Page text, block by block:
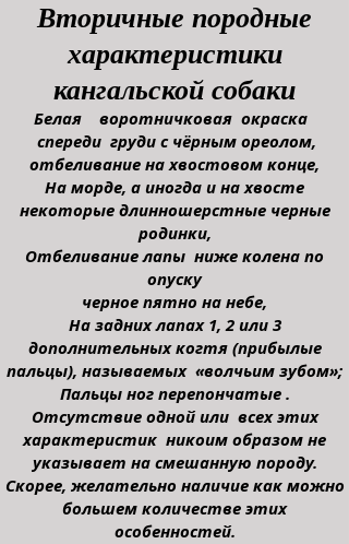
Вторичные породные
характеристики
кангальской собаки
Белая воротничковая окраска
спереди груди с чёрным ореолом,
отбеливание на хвостовом конце,
На морде, а иногда и на хвосте
некоторые длинношерстные черные
родинки,
Отбеливание лапы ниже колена по
опуску
черное пятно на небе,
На задних лапах 1, 2 или 3
дополнительных когтя (прибылые
пальцы), называемых «волчьим зубом»;
Пальцы ног перепончатые .
Отсутствие одной или всех этих
характеристик никоим образом не
указывает на смешанную породу.
Скорее, желательно наличие как можно
большем количестве этих
особенностей.